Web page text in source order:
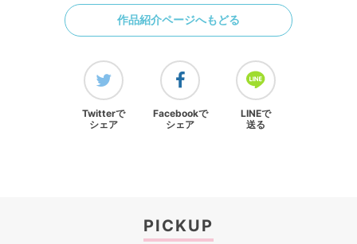
作品紹介ページへもどる
Twitterで
シェア
Facebookで
シェア
LINEで
送る
PICKUP